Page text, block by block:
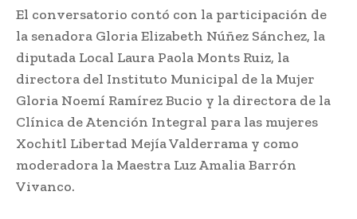
El conversatorio contó con la participación de
la senadora Gloria Elizabeth Núñez Sánchez, la
diputada Local Laura Paola Monts Ruiz, la
directora del Instituto Municipal de la Mujer
Gloria Noemí Ramírez Bucio y la directora de la
Clínica de Atención Integral para las mujeres
Xochitl Libertad Mejía Valderrama y como
moderadora la Maestra Luz Amalia Barrón
Vivanco.